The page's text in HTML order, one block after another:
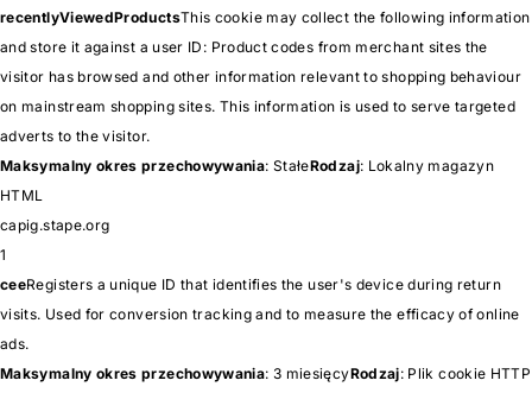
recentlyViewedProductsThis cookie may collect the following information
and store it against a user ID: Product codes from merchant sites the
visitor has browsed and other information relevant to shopping behaviour
on mainstream shopping sites. This information is used to serve targeted
adverts to the visitor.
Maksymalny okres przechowywania: StałeRodzaj: Lokalny magazyn
HTML
capig.stape.org
1
ceeRegisters a unique ID that identifies the user's device during return
visits. Used for conversion tracking and to measure the efficacy of online
ads.
Maksymalny okres przechowywania: 3 miesięcyRodzaj: Plik cookie HTTP